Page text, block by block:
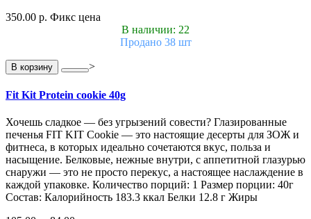
350.00 р. Фикс цена
В наличии: 22
Продано 38 шт
В корзину >
Fit Kit Protein cookie 40g
Хочешь сладкое — без угрызений совести? Глазированные
печенья FIT KIT Cookie — это настоящие десерты для ЗОЖ и
фитнеса, в которых идеально сочетаются вкус, польза и
насыщение. Белковые, нежные внутри, с аппетитной глазурью
снаружи — это не просто перекус, а настоящее наслаждение в
каждой упаковке. Количество порций: 1 Размер порции: 40г
Состав: Калорийность 183.3 ккал Белки 12.8 г Жиры